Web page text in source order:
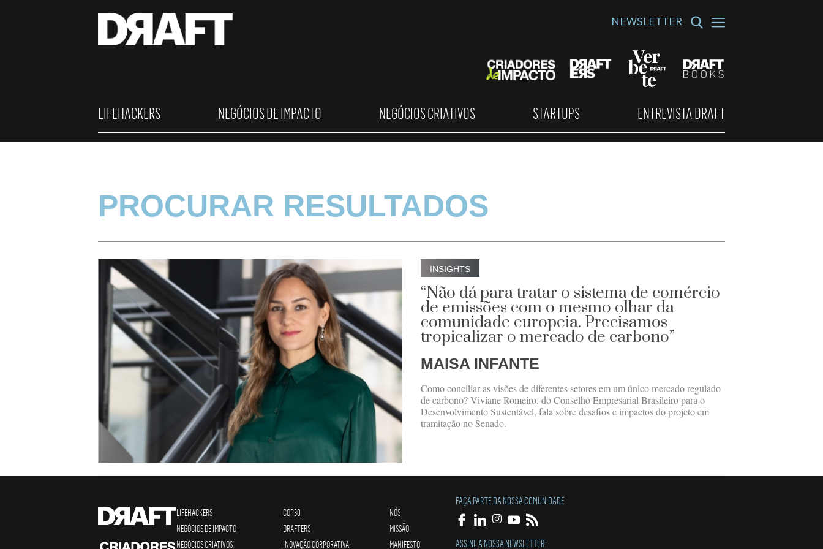
NEWSLETTER
LIFEHACKERS NEGÓCIOS DE IMPACTO NEGÓCIOS CRIATIVOS STARTUPS ENTREVISTA DRAFT
PROCURAR RESULTADOS
INSIGHTS
“Não dá para tratar o sistema de comércio
de emissões com o mesmo olhar da
comunidade europeia. Precisamos
tropicalizar o mercado de carbono”
MAISA INFANTE
Como conciliar as visões de diferentes setores em um único mercado regulado
de carbono? Viviane Romeiro, do Conselho Empresarial Brasileiro para o
Desenvolvimento Sustentável, fala sobre desafios e impactos do projeto em
tramitação no Senado.
LIFEHACKERS
NEGÓCIOS DE IMPACTO
NEGÓCIOS CRIATIVOS
COP30
DRAFTERS
INOVAÇÃO CORPORATIVA
NÓS
MISSÃO
MANIFESTO
FAÇA PARTE DA NOSSA COMUNIDADE
ASSINE A NOSSA NEWSLETTER: